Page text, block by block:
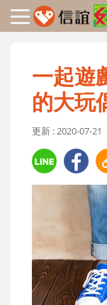
一起遊
的大玩
更新 : 2020-07-21